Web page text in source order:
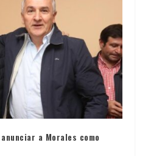
a Morales como